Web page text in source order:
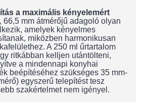
a maximális kényelemért
66,5 mm átmérőjű adagoló olyan
amelyek kényelmes
miközben harmonikusan
A 250 ml űrtartalom
ritkábban kelljen utántölteni,
a mindennapi konyhai
beépítéséhez szükséges 35 mm-
egyszerű telepítést tesz
szakértelmet nem igényel.